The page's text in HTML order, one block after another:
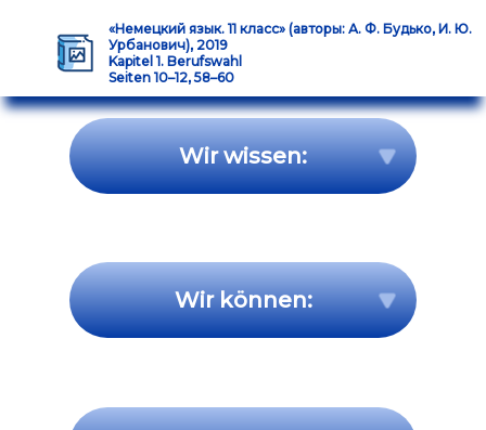
«Немецкий язык. 11 класс» (авторы: А. Ф. Будько, И. Ю.
Урбанович), 2019
Kapitel 1. Berufswahl
Seiten 10–12, 58–60
Wir wissen:
Wir können: